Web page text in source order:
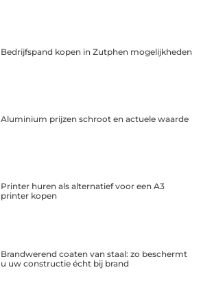
Bedrijfspand kopen in Zutphen mogelijkheden
Aluminium prijzen schroot en actuele waarde
Printer huren als alternatief voor een A3
printer kopen
Brandwerend coaten van staal: zo beschermt
u uw constructie écht bij brand